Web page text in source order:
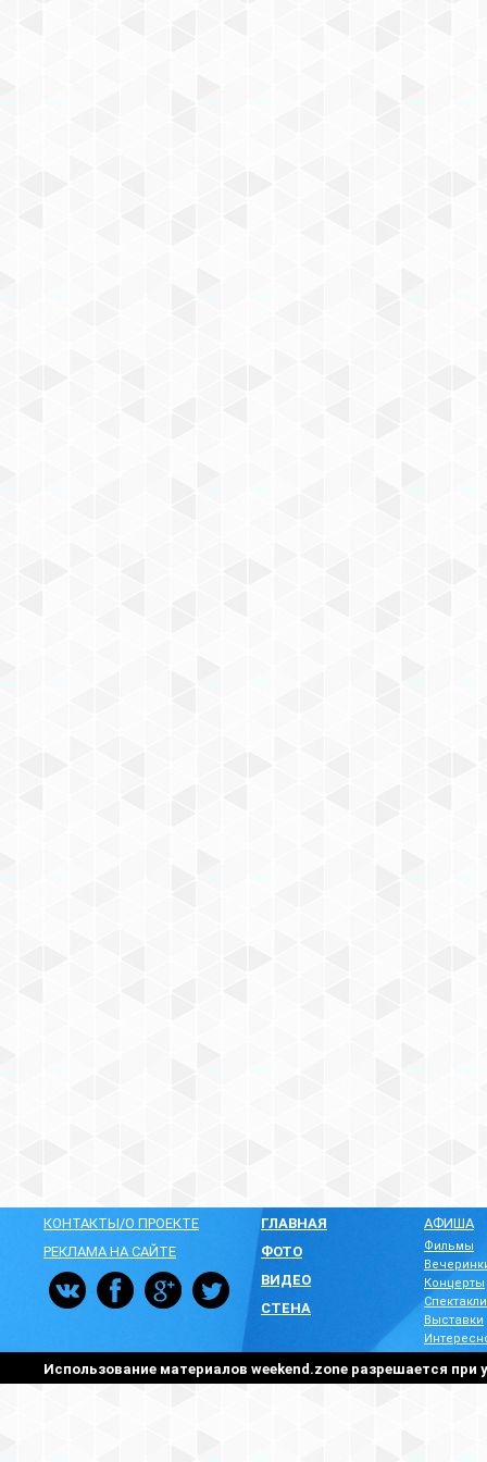
КОНТАКТЫ/О ПРОЕКТЕ
РЕКЛАМА НА САЙТЕ
ГЛАВНАЯ
ФОТО
ВИДЕО
СТЕНА
АФИША
Фильмы
Концерты
Спектакли
Выставки
Использование материалов weekend.zone разрешается